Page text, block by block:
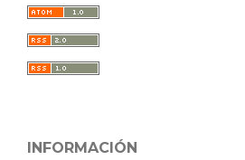
INFORMACIÓN